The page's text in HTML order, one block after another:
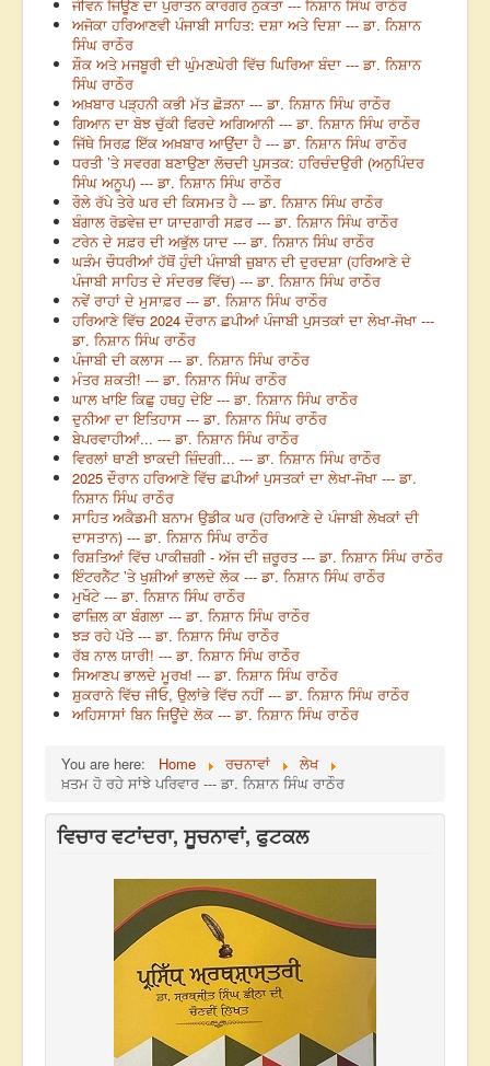
ਜੀਵਨ ਜਿਊਣ ਦਾ ਪੁਰਾਤਨ ਕਾਰਗਰ ਨੁਕਤਾ --- ਨਿਸ਼ਾਨ ਸਿੰਘ ਰਾਠੌਰ
ਅਜੋਕਾ ਹਰਿਆਣਵੀ ਪੰਜਾਬੀ ਸਾਹਿਤ: ਦਸ਼ਾ ਅਤੇ ਦਿਸ਼ਾ --- ਡਾ. ਨਿਸ਼ਾਨ
ਸਿੰਘ ਰਾਠੌਰ
ਸ਼ੌਕ ਅਤੇ ਮਜਬੂਰੀ ਦੀ ਘੁੰਮਣਘੇਰੀ ਵਿੱਚ ਘਿਰਿਆ ਬੰਦਾ --- ਡਾ. ਨਿਸ਼ਾਨ
ਸਿੰਘ ਰਾਠੌਰ
ਅਖ਼ਬਾਰ ਪੜ੍ਹਨੀ ਕਭੀ ਮੱਤ ਛੋੜਨਾ --- ਡਾ. ਨਿਸ਼ਾਨ ਸਿੰਘ ਰਾਠੌਰ
ਗਿਆਨ ਦਾ ਬੋਝ ਚੁੱਕੀ ਫਿਰਦੇ ਅਗਿਆਨੀ --- ਡਾ. ਨਿਸ਼ਾਨ ਸਿੰਘ ਰਾਠੌਰ
ਜਿੱਥੇ ਸਿਰਫ਼ ਇੱਕ ਅਖ਼ਬਾਰ ਆਉਂਦਾ ਹੈ --- ਡਾ. ਨਿਸ਼ਾਨ ਸਿੰਘ ਰਾਠੌਰ
ਧਰਤੀ ’ਤੇ ਸਵਰਗ ਬਣਾਉਣਾ ਲੋਚਦੀ ਪੁਸਤਕ: ਹਰਿਚੰਦਉਰੀ (ਅਨੁਪਿੰਦਰ
ਸਿੰਘ ਅਨੂਪ) --- ਡਾ. ਨਿਸ਼ਾਨ ਸਿੰਘ ਰਾਠੌਰ
ਰੌਲੇ ਰੱਪੇ ਤੇਰੇ ਘਰ ਦੀ ਕਿਸਮਤ ਹੈ --- ਡਾ. ਨਿਸ਼ਾਨ ਸਿੰਘ ਰਾਠੌਰ
ਬੰਗਾਲ ਰੋਡਵੇਜ਼ ਦਾ ਯਾਦਗਾਰੀ ਸਫ਼ਰ --- ਡਾ. ਨਿਸ਼ਾਨ ਸਿੰਘ ਰਾਠੌਰ
ਟਰੇਨ ਦੇ ਸਫ਼ਰ ਦੀ ਅਭੁੱਲ ਯਾਦ --- ਡਾ. ਨਿਸ਼ਾਨ ਸਿੰਘ ਰਾਠੌਰ
ਘੜੰਮ ਚੌਧਰੀਆਂ ਹੱਥੋਂ ਹੁੰਦੀ ਪੰਜਾਬੀ ਜ਼ੁਬਾਨ ਦੀ ਦੁਰਦਸ਼ਾ (ਹਰਿਆਣੇ ਦੇ
ਪੰਜਾਬੀ ਸਾਹਿਤ ਦੇ ਸੰਦਰਭ ਵਿੱਚ) --- ਡਾ. ਨਿਸ਼ਾਨ ਸਿੰਘ ਰਾਠੌਰ
ਨਵੇਂ ਰਾਹਾਂ ਦੇ ਮੁਸਾਫ਼ਰ --- ਡਾ. ਨਿਸ਼ਾਨ ਸਿੰਘ ਰਾਠੌਰ
ਹਰਿਆਣੇ ਵਿੱਚ 2024 ਦੌਰਾਨ ਛਪੀਆਂ ਪੰਜਾਬੀ ਪੁਸਤਕਾਂ ਦਾ ਲੇਖਾ-ਜੋਖਾ ---
ਡਾ. ਨਿਸ਼ਾਨ ਸਿੰਘ ਰਾਠੌਰ
ਪੰਜਾਬੀ ਦੀ ਕਲਾਸ --- ਡਾ. ਨਿਸ਼ਾਨ ਸਿੰਘ ਰਾਠੌਰ
ਮੰਤਰ ਸ਼ਕਤੀ! --- ਡਾ. ਨਿਸ਼ਾਨ ਸਿੰਘ ਰਾਠੌਰ
ਘਾਲ ਖਾਇ ਕਿਛੁ ਹਥਹੁ ਦੇਇ --- ਡਾ. ਨਿਸ਼ਾਨ ਸਿੰਘ ਰਾਠੌਰ
ਦੁਨੀਆ ਦਾ ਇਤਿਹਾਸ --- ਡਾ. ਨਿਸ਼ਾਨ ਸਿੰਘ ਰਾਠੌਰ
ਬੇਪਰਵਾਹੀਆਂ... --- ਡਾ. ਨਿਸ਼ਾਨ ਸਿੰਘ ਰਾਠੌਰ
ਵਿਰਲਾਂ ਥਾਣੀ ਝਾਕਦੀ ਜ਼ਿੰਦਗੀ... --- ਡਾ. ਨਿਸ਼ਾਨ ਸਿੰਘ ਰਾਠੌਰ
2025 ਦੌਰਾਨ ਹਰਿਆਣੇ ਵਿੱਚ ਛਪੀਆਂ ਪੁਸਤਕਾਂ ਦਾ ਲੇਖਾ-ਜੋਖਾ --- ਡਾ.
ਨਿਸ਼ਾਨ ਸਿੰਘ ਰਾਠੌਰ
ਸਾਹਿਤ ਅਕੈਡਮੀ ਬਨਾਮ ਉਡੀਕ ਘਰ (ਹਰਿਆਣੇ ਦੇ ਪੰਜਾਬੀ ਲੇਖਕਾਂ ਦੀ
ਦਾਸਤਾਨ) --- ਡਾ. ਨਿਸ਼ਾਨ ਸਿੰਘ ਰਾਠੌਰ
ਰਿਸ਼ਤਿਆਂ ਵਿੱਚ ਪਾਕੀਜ਼ਗੀ - ਅੱਜ ਦੀ ਜ਼ਰੂਰਤ --- ਡਾ. ਨਿਸ਼ਾਨ ਸਿੰਘ ਰਾਠੌਰ
ਇੰਟਰਨੈੱਟ ’ਤੇ ਖੁਸ਼ੀਆਂ ਭਾਲਦੇ ਲੋਕ --- ਡਾ. ਨਿਸ਼ਾਨ ਸਿੰਘ ਰਾਠੌਰ
ਮੁਖੌਟੇ --- ਡਾ. ਨਿਸ਼ਾਨ ਸਿੰਘ ਰਾਠੌਰ
ਫਾਜ਼ਿਲ ਕਾ ਬੰਗਲਾ --- ਡਾ. ਨਿਸ਼ਾਨ ਸਿੰਘ ਰਾਠੌਰ
ਝੜ ਰਹੇ ਪੱਤੇ --- ਡਾ. ਨਿਸ਼ਾਨ ਸਿੰਘ ਰਾਠੌਰ
ਰੱਬ ਨਾਲ ਯਾਰੀ! --- ਡਾ. ਨਿਸ਼ਾਨ ਸਿੰਘ ਰਾਠੌਰ
ਸਿਆਣਪ ਭਾਲਦੇ ਮੂਰਖ! --- ਡਾ. ਨਿਸ਼ਾਨ ਸਿੰਘ ਰਾਠੌਰ
ਸ਼ੁਕਰਾਨੇ ਵਿੱਚ ਜੀਓ, ਉਲਾਂਭੇ ਵਿੱਚ ਨਹੀਂ --- ਡਾ. ਨਿਸ਼ਾਨ ਸਿੰਘ ਰਾਠੌਰ
ਅਹਿਸਾਸਾਂ ਬਿਨ ਜਿਊਂਦੇ ਲੋਕ --- ਡਾ. ਨਿਸ਼ਾਨ ਸਿੰਘ ਰਾਠੌਰ
You are here: Home ਰਚਨਾਵਾਂ
ਲੇਖ
ਖ਼ਤਮ ਹੋ ਰਹੇ ਸਾਂਝੇ ਪਰਿਵਾਰ --- ਡਾ. ਨਿਸ਼ਾਨ ਸਿੰਘ ਰਾਠੌਰ
ਵਿਚਾਰ ਵਟਾਂਦਰਾ, ਸੂਚਨਾਵਾਂ, ਫੁਟਕਲ